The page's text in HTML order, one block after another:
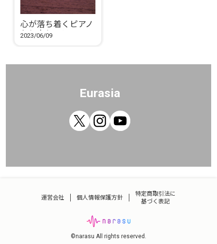
心が落ち着くピアノ
セレクション
2023/06/09
Eurasia
運営会社 個人情報保護方針
特定商取引法に
基づく表記
©narasu All rights reserved.